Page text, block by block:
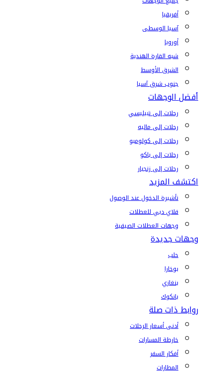
أفريقيا
آسيا الوسطى
أوروبا
شبه القارة الهندية
الشرق الأوسط
جنوب شرق آسيا
أفضل الوجهات
رحلات إلى تبيليسي
رحلات إلى ماليه
رحلات إلى كولومبو
رحلات إلى باكو
رحلات إلى زنجبار
اكتشف المزيد
تأشيرة الدخول عند الوصول
فلاي دبي للعطلات
وجهات العطلات الصيفية
وجهات جديدة
حلب
بوخارا
بنغازي
بانكوك
روابط ذات صلة
أدنى أسعار الرحلات
خارطة المسارات
أفكار السفر
المطارات